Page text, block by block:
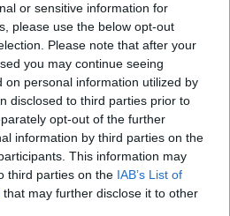
or sensitive information for
please use the below opt-out
Please note that after your
you may continue seeing
on personal information utilized by
disclosed to third parties prior to
opt-out of the further
information by third parties on the
This information may
third parties on the IAB’s List of
that may further disclose it to other
Concert/Live
Téléchargement
Vidéos
traduction Corriger une erreur